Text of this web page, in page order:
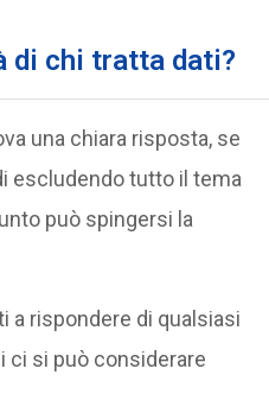
di chi tratta dati?
una chiara risposta, se
escludendo tutto il tema
può spingersi la
a rispondere di qualsiasi
ci si può considerare